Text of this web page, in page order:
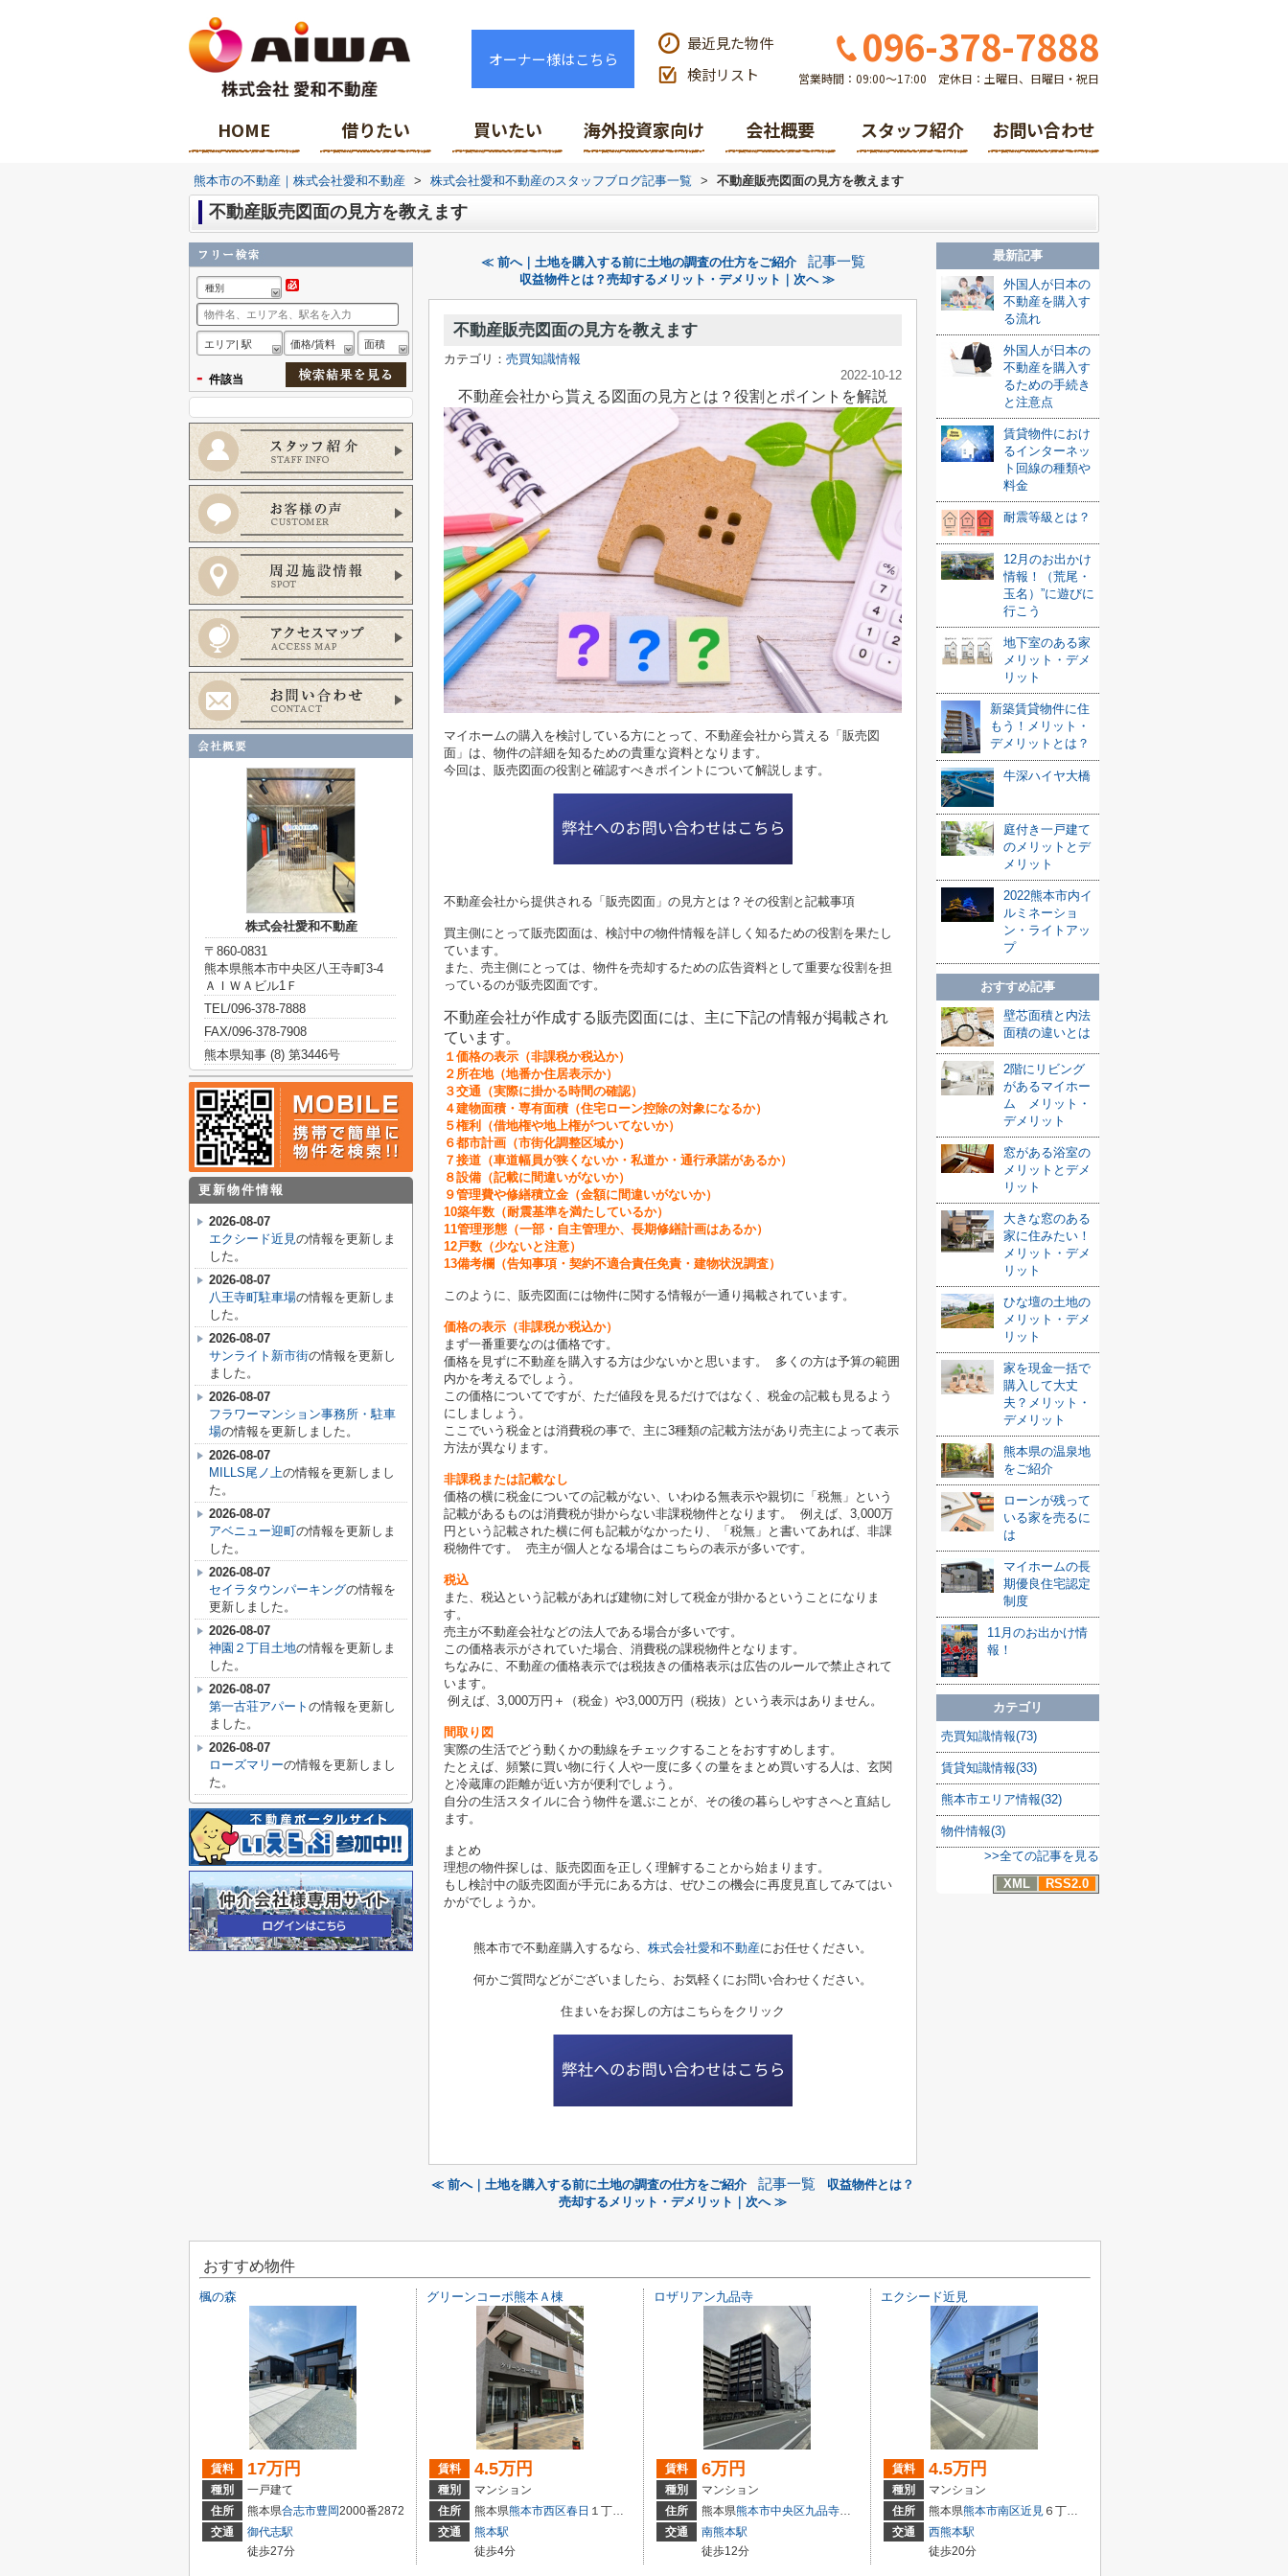
オーナー様はこちら
最近見た物件
検討リスト
096-378-7888
営業時間：09:00～17:00 定休日：土曜日、日曜日・祝日
HOME 借りたい 買いたい 海外投資家向け 会社概要 スタッフ紹介 お問い合わせ
熊本市の不動産｜株式会社愛和不動産 > 株式会社愛和不動産のスタッフブログ記事一覧 > 不動産販売図面の見方を教えます
不動産販売図面の見方を教えます
≪ 前へ｜土地を購入する前に土地の調査の仕方をご紹介 記事一覧
収益物件とは？売却するメリット・デメリット｜次へ ≫
不動産販売図面の見方を教えます
カテゴリ： 売買知識情報
2022-10-12
不動産会社から貰える図面の見方とは？役割とポイントを解説
マイホームの購入を検討している方にとって、不動産会社から貰える「販売図
面」は、物件の詳細を知るための貴重な資料となります。
今回は、販売図面の役割と確認すべきポイントについて解説します。
不動産会社から提供される「販売図面」の見方とは？その役割と記載事項
買主側にとって販売図面は、検討中の物件情報を詳しく知るための役割を果たし
ています。
また、売主側にとっては、物件を売却するための広告資料として重要な役割を担
っているのが販売図面です。
不動産会社が作成する販売図面には、主に下記の情報が掲載され
ています。
１価格の表示（非課税か税込か）
２所在地（地番か住居表示か）
３交通（実際に掛かる時間の確認）
４建物面積・専有面積（住宅ローン控除の対象になるか）
５権利（借地権や地上権がついてないか）
６都市計画（市街化調整区域か）
７接道（車道幅員が狭くないか・私道か・通行承諾があるか）
８設備（記載に間違いがないか）
９管理費や修繕積立金（金額に間違いがないか）
10築年数（耐震基準を満たしているか）
11管理形態（一部・自主管理か、長期修繕計画はあるか）
12戸数（少ないと注意）
13備考欄（告知事項・契約不適合責任免責・建物状況調査）
このように、販売図面には物件に関する情報が一通り掲載されています。
価格の表示（非課税か税込か）
まず一番重要なのは価格です。
価格を見ずに不動産を購入する方は少ないかと思います。 多くの方は予算の範囲
内かを考えるでしょう。
この価格についてですが、ただ値段を見るだけではなく、税金の記載も見るよう
にしましょう。
ここでいう税金とは消費税の事で、主に3種類の記載方法があり売主によって表示
方法が異なります。
非課税または記載なし
価格の横に税金についての記載がない、いわゆる無表示や親切に「税無」という
記載があるものは消費税が掛からない非課税物件となります。 例えば、3,000万
円という記載された横に何も記載がなかったり、「税無」と書いてあれば、非課
税物件です。 売主が個人となる場合はこちらの表示が多いです。
税込
また、税込という記載があれば建物に対して税金が掛かるということになりま
す。
売主が不動産会社などの法人である場合が多いです。
この価格表示がされていた場合、消費税の課税物件となります。
ちなみに、不動産の価格表示では税抜きの価格表示は広告のルールで禁止されて
います。
例えば、3,000万円＋（税金）や3,000万円（税抜）という表示はありません。
間取り図
実際の生活でどう動くかの動線をチェックすることをおすすめします。
たとえば、頻繁に買い物に行く人や一度に多くの量をまとめ買いする人は、玄関
と冷蔵庫の距離が近い方が便利でしょう。
自分の生活スタイルに合う物件を選ぶことが、その後の暮らしやすさへと直結し
ます。
まとめ
理想の物件探しは、販売図面を正しく理解することから始まります。
もし検討中の販売図面が手元にある方は、ぜひこの機会に再度見直してみてはい
かがでしょうか。
熊本市で不動産購入するなら、 株式会社愛和不動産にお任せください。
何かご質問などがございましたら、お気軽くにお問い合わせください。
住まいをお探しの方はこちらをクリック
≪ 前へ｜土地を購入する前に土地の調査の仕方をご紹介 記事一覧
収益物件とは？
売却するメリット・デメリット｜次へ ≫
最新記事
外国人が日本の
不動産を購入す
る流れ
外国人が日本の
不動産を購入す
るための手続き
と注意点
賃貸物件におけ
るインターネッ
ト回線の種類や
料金
耐震等級とは？
12月のお出かけ
情報！（荒尾・
玉名）”に遊びに
行こう
地下室のある家
メリット・デメ
リット
新築賃貸物件に住
もう！メリット・
デメリットとは？
牛深ハイヤ大橋
庭付き一戸建て
のメリットとデ
メリット
2022熊本市内イ
ルミネーショ
ン・ライトアッ
プ
おすすめ記事
壁芯面積と内法
面積の違いとは
2階にリビング
があるマイホー
ム メリット・
デメリット
窓がある浴室の
メリットとデメ
リット
大きな窓のある
家に住みたい！
メリット・デメ
リット
ひな壇の土地の
メリット・デメ
リット
家を現金一括で
購入して大丈
夫？メリット・
デメリット
熊本県の温泉地
をご紹介
ローンが残って
いる家を売るに
は
マイホームの長
期優良住宅認定
制度
11月のお出かけ情
報！
カテゴリ
売買知識情報(73)
賃貸知識情報(33)
熊本市エリア情報(32)
物件情報(3)
>>全ての記事を見る
XML
RSS2.0
種別
エリア| 駅 価格/賃料 面積
- 件該当
株式会社愛和不動産
〒860-0831
熊本県熊本市中央区八王寺町3-4
ＡＩＷＡビル1Ｆ
TEL/096-378-7888
FAX/096-378-7908
熊本県知事 (8) 第3446号
更新物件情報
2026-08-07
エクシード近見 の情報を更新しま
した。
2026-08-07
八王寺町駐車場の情報を更新しま
した。
2026-08-07
サンライト新市街の情報を更新し
ました。
2026-08-07
フラワーマンション事務所・駐車
場の情報を更新しました。
2026-08-07
MILLS尾ノ上の情報を更新しまし
た。
2026-08-07
アベニュー迎町の情報を更新しま
した。
2026-08-07
セイラタウンパーキングの情報を
更新しました。
2026-08-07
神園２丁目土地の情報を更新しま
した。
2026-08-07
第一古荘アパート の情報を更新し
ました。
2026-08-07
ローズマリーの情報を更新しまし
た。
おすすめ物件
楓の森
賃料 17万円
種別
一戸建て
住所
熊本県合志市豊岡2000番2872
交通
御代志駅
徒歩27分
グリーンコーポ熊本Ａ棟
賃料 4.5万円
種別
マンション
住所
熊本県熊本市西区春日 １丁目14-23
交通
熊本駅
徒歩4分
ロザリアン九品寺
賃料 6万円
種別
マンション
住所
熊本県熊本市中央区九品寺 ６丁目6番75号
交通
南熊本駅
徒歩12分
エクシード近見
賃料 4.5万円
種別
マンション
住所
熊本県熊本市南区近見 ６丁目4-1
交通
西熊本駅
徒歩20分